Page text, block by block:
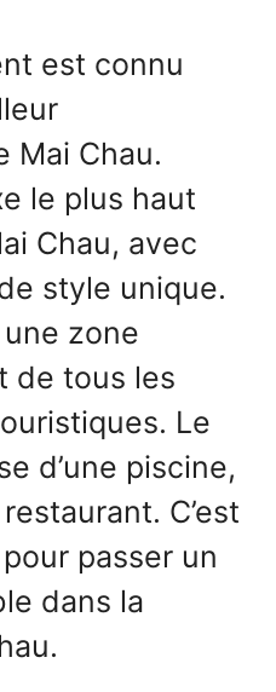
est connu
Mai Chau.
le plus haut
Chau, avec
style unique.
zone
de tous les
Le
d’une piscine,
C’est
passer un
dans la